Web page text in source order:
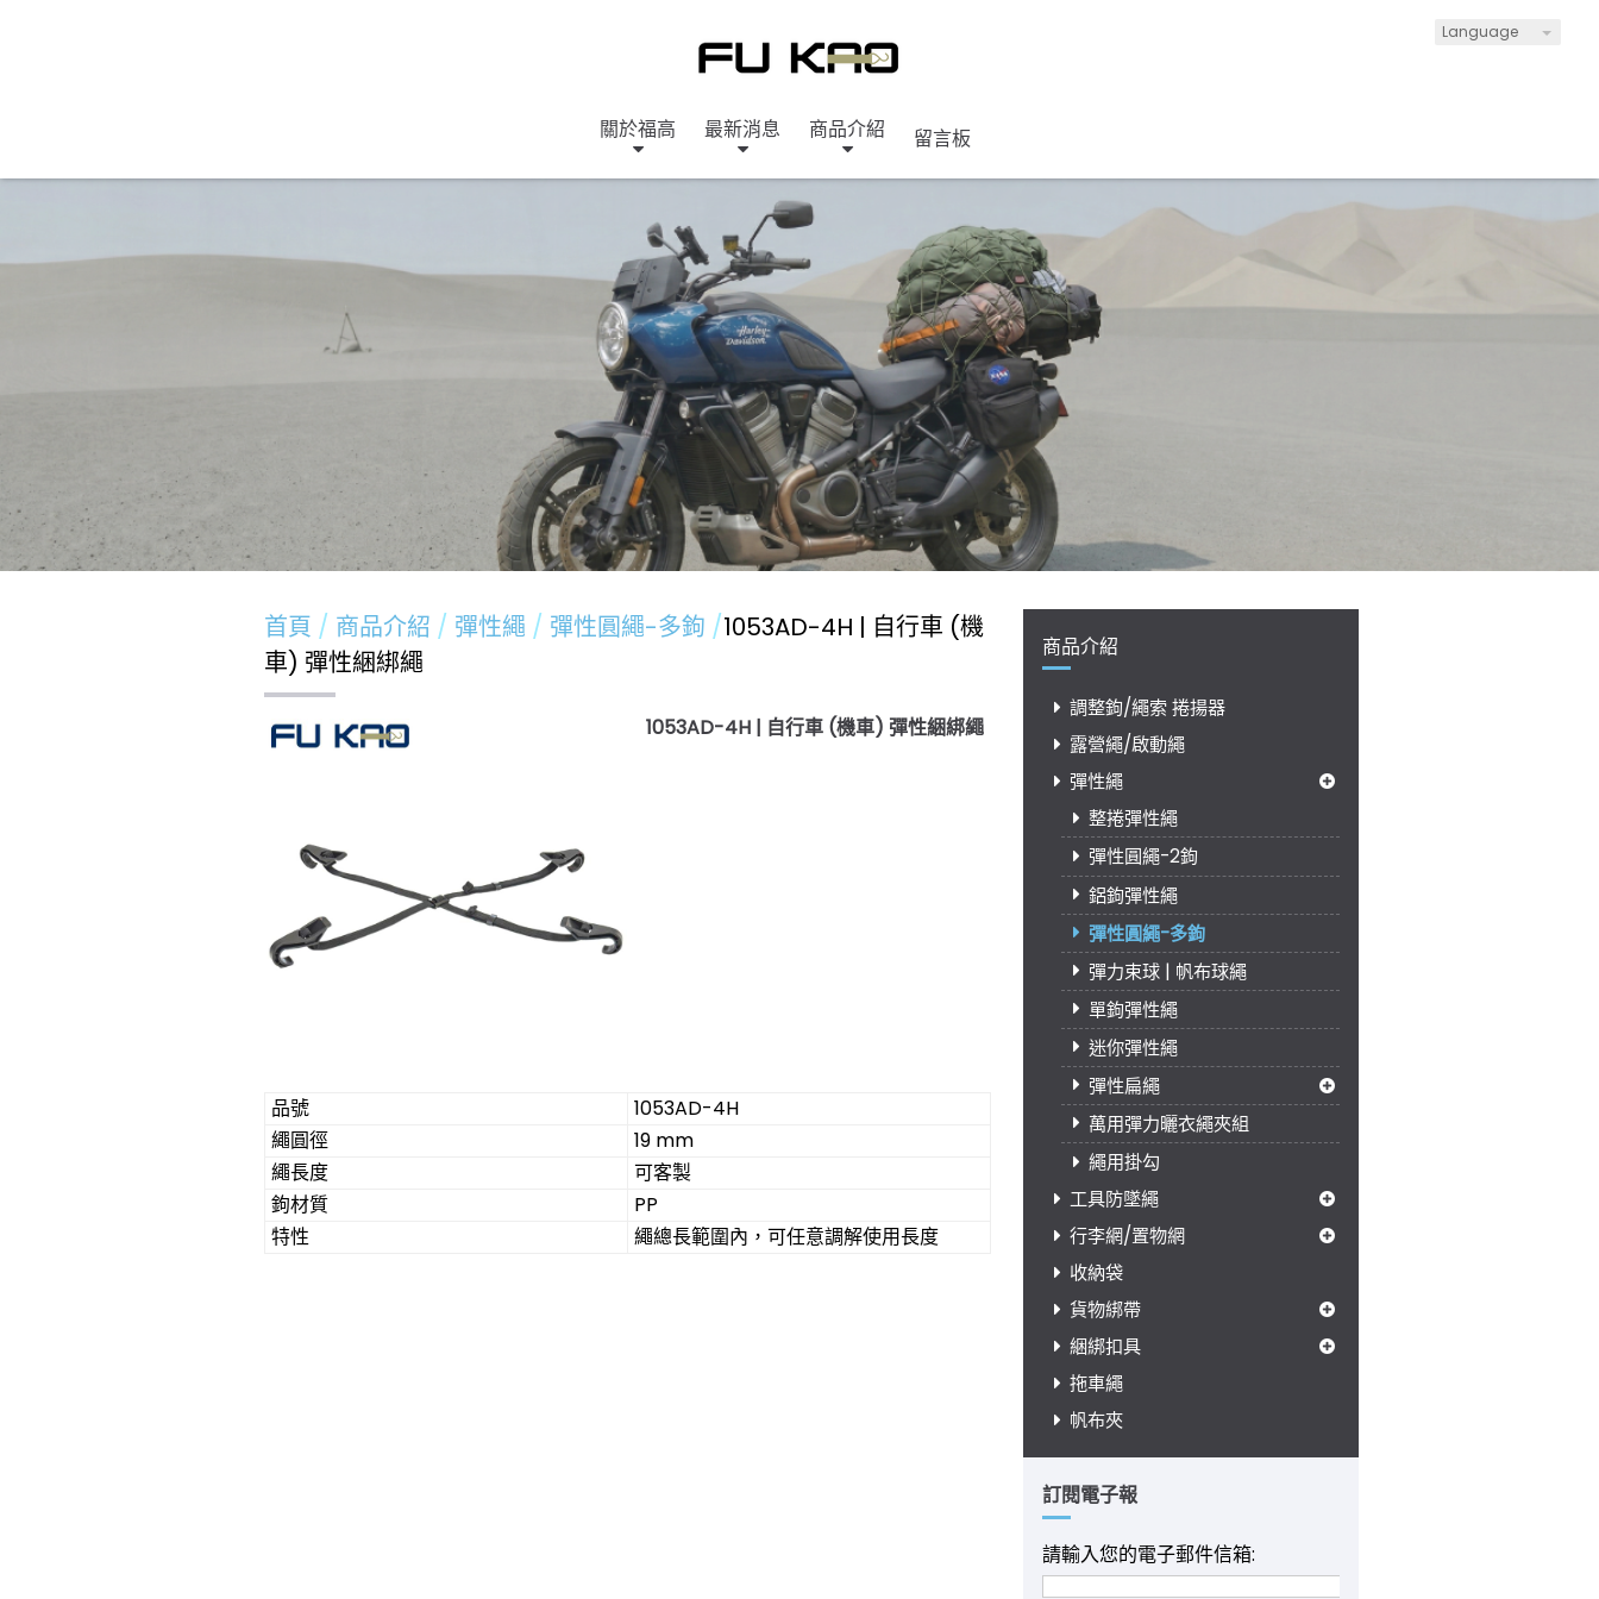
Language
關於福高 最新消息 商品介紹 留言板
商品介紹
調整鉤/繩索 捲揚器
露營繩/啟動繩
彈性繩
整捲彈性繩
彈性圓繩-2鉤
鋁鉤彈性繩
彈性圓繩-多鉤
彈力束球 | 帆布球繩
單鉤彈性繩
迷你彈性繩
彈性扁繩
萬用彈力曬衣繩夾組
繩用掛勾
工具防墜繩
行李網/置物網
收納袋
貨物綁帶
綑綁扣具
拖車繩
帆布夾
訂閱電子報
請輸入您的電子郵件信箱:
首頁 商品介紹 彈性繩 彈性圓繩-多鉤
1053AD-4H | 自行車 (機
車) 彈性綑綁繩
1053AD-4H | 自行車 (機車) 彈性綑綁繩
品號
1053AD-4H
繩圓徑
19 mm
繩長度
可客製
鉤材質
PP
特性
繩總長範圍內，可任意調解使用長度